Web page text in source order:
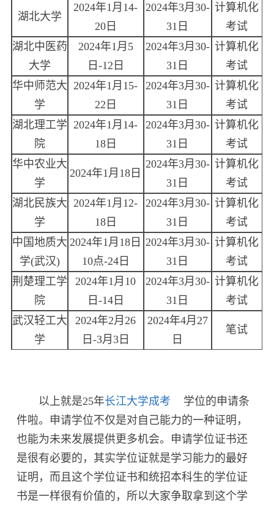
湖北大学
2024年1月14-
20日
2024年3月30-
31日
计算机化
考试
湖北中医药
大学
2024年1月5
日-12日
2024年3月30-
31日
计算机化
考试
华中师范大
学
2024年1月15-
22日
2024年3月30-
31日
计算机化
考试
湖北理工学
院
2024年1月14-
18日
2024年3月30-
31日
计算机化
考试
华中农业大
学
2024年1月18日
2024年3月30-
31日
计算机化
考试
湖北民族大
学
2024年1月12-
18日
2024年3月30-
31日
计算机化
考试
中国地质大
学(武汉)
2024年1月18日
10点-24日
2024年3月30-
31日
计算机化
考试
荆楚理工学
院
2024年1月10
日-14日
2024年3月30-
31日
计算机化
考试
武汉轻工大
学
2024年2月26
日-3月3日
2024年4月27
日
笔试
以上就是25年长江大学成考
学位的申请条
件啦。申请学位不仅是对自己能力的一种证明，
也能为未来发展提供更多机会。申请学位证书还
是很有必要的，其实学位证就是学习能力的最好
证明，而且这个学位证书和统招本科生的学位证
书是一样很有价值的，所以大家争取拿到这个学